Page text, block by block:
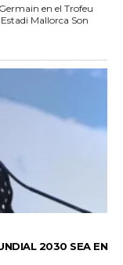
en el Trofeu
Mallorca Son
2030 SEA EN